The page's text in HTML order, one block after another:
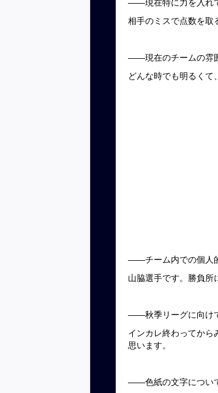
相手のミスで点数を取
――現在のチームの雰
どんな時でも明るくて
――チーム内での個人
山脇選手です。勝負
――秋季リーグに向け
インカレ終わってから
思います。
――色紙の文字につい